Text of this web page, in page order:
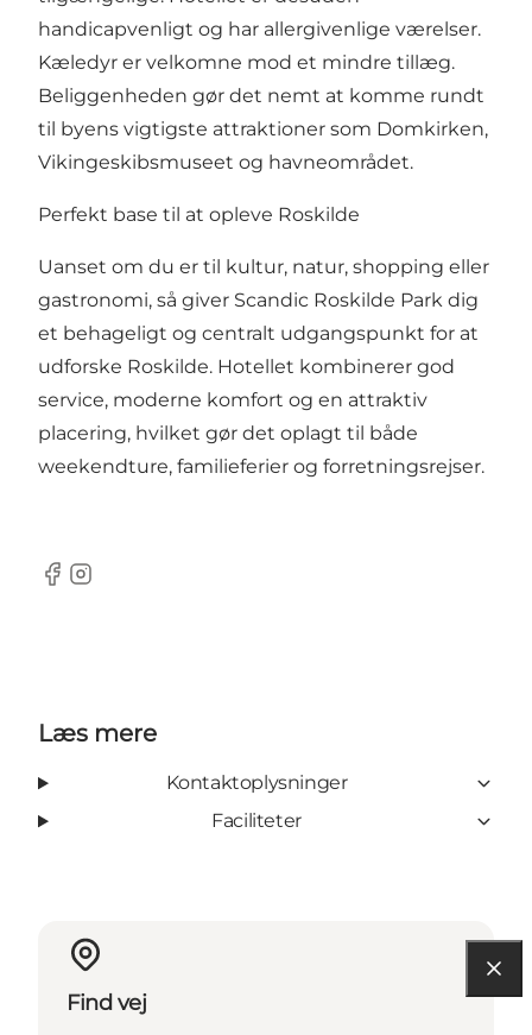
handicapvenligt og har allergivenlige værelser.
Kæledyr er velkomne mod et mindre tillæg.
Beliggenheden gør det nemt at komme rundt
til byens vigtigste attraktioner som Domkirken,
Vikingeskibsmuseet og havneområdet.
Perfekt base til at opleve Roskilde
Uanset om du er til kultur, natur, shopping eller
gastronomi, så giver Scandic Roskilde Park dig
et behageligt og centralt udgangspunkt for at
udforske Roskilde. Hotellet kombinerer god
service, moderne komfort og en attraktiv
placering, hvilket gør det oplagt til både
weekendture, familieferier og forretningsrejser.
Facebook
Instagram
Læs mere
Kontaktoplysninger
Faciliteter
Find vej